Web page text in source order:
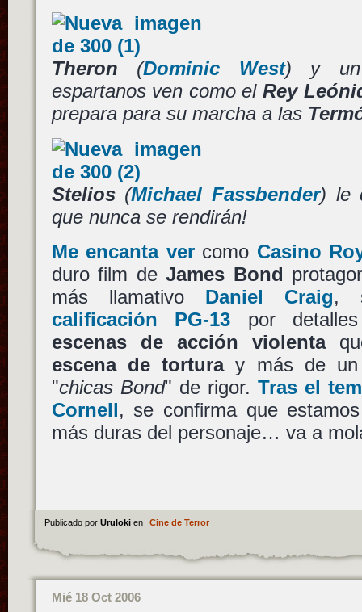
Theron (Dominic West) y un
espartanos ven como elRey
prepara para su marcha a las
Stelios(Michael Fassbender) le
que nunca se rendirán!
Me encanta vercomo Casino
duro film deJames Bond
más llamativo Daniel Craig,
calificación PG-13 por
escenas de acción violenta
escena de torturay más de
"chicas Bond" de rigor. Tras el
Cornell, se confirma que
más duras del personaje… va a
Publicado por Uruloki en Cine de Terror.
Mié 18 Oct 2006